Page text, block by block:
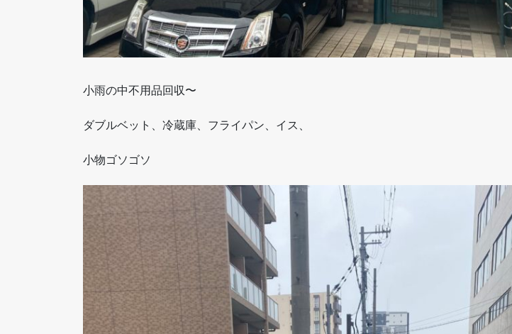
小雨の中不用品回収〜
ダブルベット、冷蔵庫、フライパン、イス、
小物ゴソゴソ